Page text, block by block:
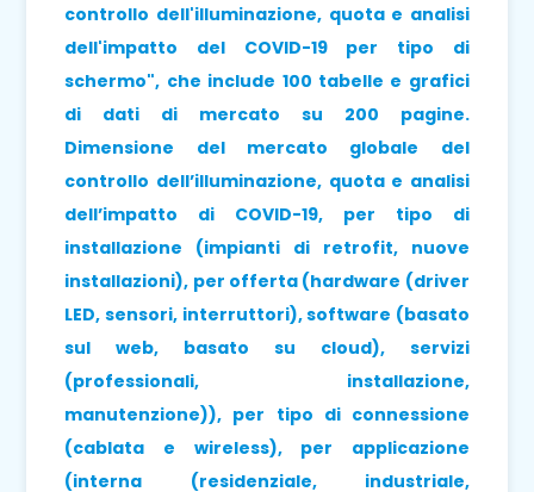
controllo dell'illuminazione, quota e analisi
dell'impatto del COVID-19 per tipo di
schermo", che include 100 tabelle e grafici
di dati di mercato su 200 pagine.
Dimensione del mercato globale del
controllo dell’illuminazione, quota e analisi
dell’impatto di COVID-19, per tipo di
installazione (impianti di retrofit, nuove
installazioni), per offerta (hardware (driver
LED, sensori, interruttori), software (basato
sul web, basato su cloud), servizi
(professionali, installazione,
manutenzione)), per tipo di connessione
(cablata e wireless), per applicazione
(interna (residenziale, industriale,